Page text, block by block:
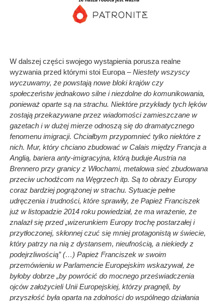
W dalszej części swojego wystąpienia porusza realne
wyzwania przed którymi stoi Europa –Niestety wszyscy
wyczuwamy, że powstają nowe bloki krajów czy
społeczeństw jednakowo silne i niezdolne do komunikowania,
ponieważ oparte są na strachu. Niektóre przykłady tych lęków
zostają przekazywane przez wiadomości zamieszczane w
gazetach i w dużej mierze odnoszą się do dramatycznego
fenomenu imigracji. Chciałbym przypomnieć tylko niektóre z
nich. Mur, który chciano zbudować w Calais między Francja a
Anglią, bariera anty-imigracyjna, którą buduje Austria na
Brennero przy granicy z Włochami, metalowa sieć zbudowana
przeciw uchodźcom na Węgrzech itp. Są to obrazy Europy
coraz bardziej pogrążonej w strachu. Sytuacje pełne
udręczenia i trudności, które sprawiły, że Papież Franciszek
już w listopadzie 2014 roku powiedział, że ma wrażenie, że
znalazł się przed „wizerunkiem Europy trochę postarzałej i
przytłoczonej, skłonnej czuć się mniej protagonistą w świecie,
który patrzy na nią z dystansem, nieufnością, a niekiedy z
podejrzliwością” (…) Papież Franciszek w swoim
przemówieniu w Parlamencie Europejskim wskazywał, że
byłoby dobrze „by powrócić do mocnego przeświadczenia
ojców założycieli Unii Europejskiej, którzy pragnęli, by
przyszłość była oparta na zdolności do wspólnego działania